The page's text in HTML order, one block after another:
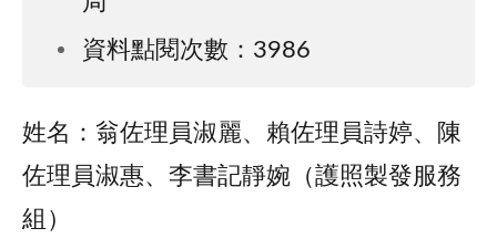
資料點閱次數：3986
姓名：翁佐理員淑麗、賴佐理員詩婷、陳
佐理員淑惠、李書記靜婉（護照製發服務
組）